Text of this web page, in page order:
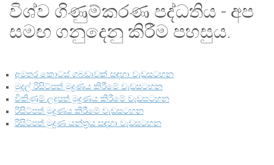
විශ්ව ගිණුම්කරණ පද්ධතිය - අප
සමඟ ගනුදෙනු කිරීම පහසුය.
අමතර කොටස් ගබඩාවක් සඳහා වැඩසටහන
මුදල් රිසිට්පත් මුද්‍රණය කිරීමේ වැඩසටහන
විකිණුම් ලදුපත් මුද්‍රණය කිරීමේ වැඩසටහන
රිසිට්පත් මුද්‍රණය කිරීමේ වැඩසටහන
රිසිට්පත් මුද්‍රණ යන්ත්‍රය සඳහා වැඩසටහන